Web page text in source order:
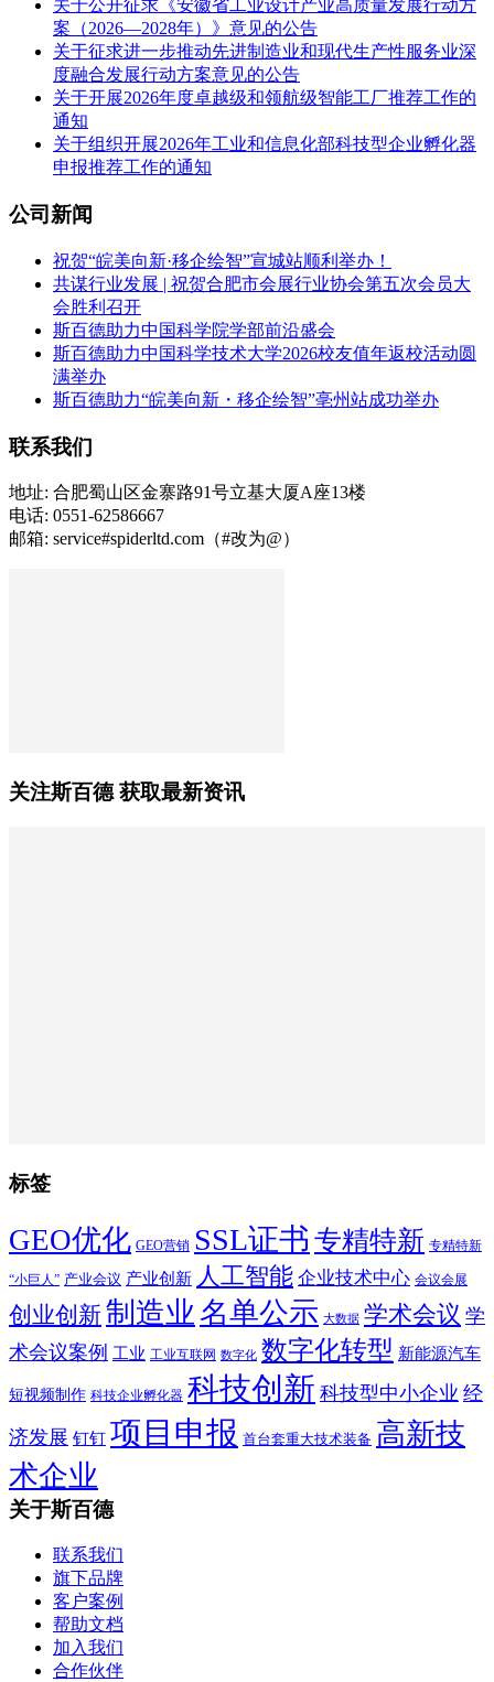
关于公开征求《安徽省工业设计产业高质量发展行动方
案（2026—2028年）》意见的公告
关于征求进一步推动先进制造业和现代生产性服务业深
度融合发展行动方案意见的公告
关于开展2026年度卓越级和领航级智能工厂推荐工作的
通知
关于组织开展2026年工业和信息化部科技型企业孵化器
申报推荐工作的通知
公司新闻
祝贺“皖美向新·移企绘智”宣城站顺利举办！
共谋行业发展 | 祝贺合肥市会展行业协会第五次会员大
会胜利召开
斯百德助力中国科学院学部前沿盛会
斯百德助力中国科学技术大学2026校友值年返校活动圆
满举办
斯百德助力“皖美向新・移企绘智”亳州站成功举办
联系我们
地址: 合肥蜀山区金寨路91号立基大厦A座13楼
电话: 0551-62586667
邮箱: service#spiderltd.com（#改为@）
关注斯百德 获取最新资讯
标签
GEO优化 GEO营销 SSL证书 专精特新 专精特新
“小巨人” 产业会议 产业创新 人工智能 企业技术中心 会议会展
创业创新制造业 名单公示 大数据 学术会议 学
术会议案例 工业 工业互联网 数字化 数字化转型 新能源汽车
短视频制作 科技企业孵化器 科技创新 科技型中小企业 经
济发展 钉钉 项目申报 首台套重大技术装备 高新技
术企业
关于斯百德
联系我们
旗下品牌
客户案例
帮助文档
加入我们
合作伙伴